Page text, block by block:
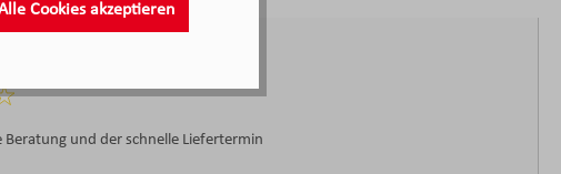
Beratung und der schnelle Liefertermin
Cookies akzeptieren